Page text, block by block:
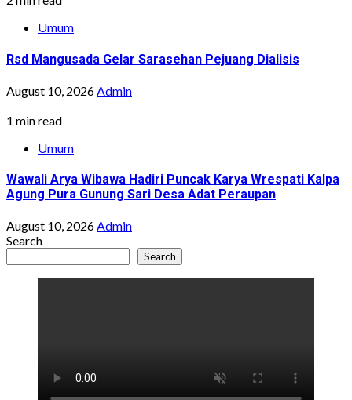
Umum
Rsd Mangusada Gelar Sarasehan Pejuang Dialisis
August 10, 2026Admin
1 min read
Umum
Wawali Arya Wibawa Hadiri Puncak Karya Wrespati Kalpa
Agung Pura Gunung Sari Desa Adat Peraupan
August 10, 2026Admin
Search
Search